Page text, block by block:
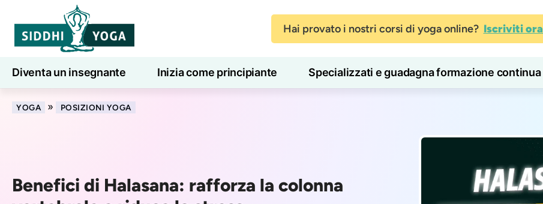
Hai provato i nostri corsi di yoga online? Iscriviti ora
Diventa un insegnante Inizia come principiante Specializzati e guadagna formazione continua
Lezioni di yoga online
YOGA » POSIZIONI YOGA
Benefici di Halasana: rafforza la colonna